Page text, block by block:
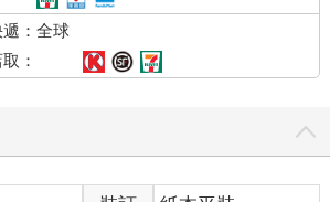
商務。由此，商務旋即擴充，改活動影戲
部」，此後拍攝工作再也不用擔心天公不
商務派郁厚培赴美添置攝影器材，同年又復
所玻璃影棚，利用日光與炭精燈光，日夜
審核批閱、經費來源、成本計算、演員制
書資料等事項，另外又訂出「自製影片租
影片價目表」。除此，商務同時又兼營外
遞：全球
：